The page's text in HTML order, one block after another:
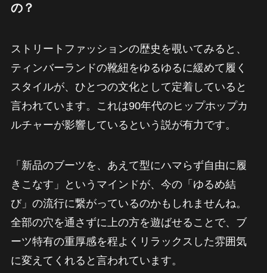
の？
ストリートファッションの歴史を覗いてみると、
ティンバーランドの靴紐をゆるゆるに緩めて履く
スタイルが、ひとつの文化として定着していると
言われています。これは90年代のヒップホップカ
ルチャーが影響しているという説が有力です。
「新品のブーツを、あえて型にハマらず自由に履
きこなす」というマインドが、今の「ゆるめ結
び」の流行に繋がっているのかもしれませんね。
全部の穴を通さずに上の方を遊ばせることで、ブ
ーツ特有の重厚感を程よくリラックスした雰囲気
に変えてくれると言われています。